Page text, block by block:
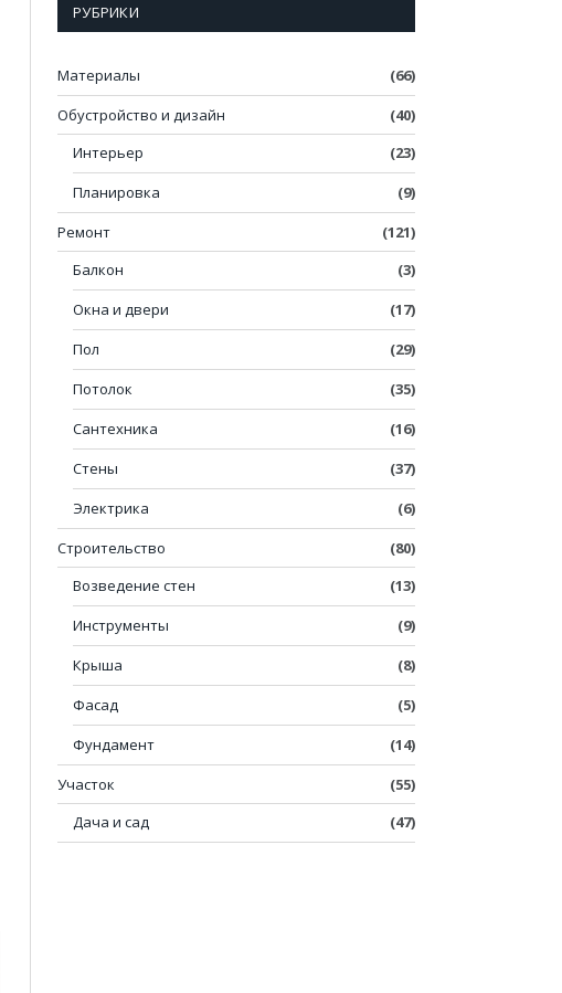
РУБРИКИ
Материалы
(66)
Обустройство и дизайн
(40)
Интерьер
(23)
Планировка
(9)
Ремонт
(121)
Балкон
(3)
Окна и двери
(17)
Пол
(29)
Потолок
(35)
Сантехника
(16)
Стены
(37)
Электрика
(6)
Строительство
(80)
Возведение стен
(13)
Инструменты
(9)
Крыша
(8)
Фасад
(5)
Фундамент
(14)
Участок
(55)
Дача и сад
(47)